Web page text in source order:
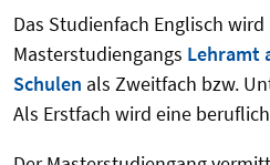
Das Studienfach Englisch
Masterstudiengangs Lehramt
Schulen als Zweitfach bzw.
Als Erstfach wird eine